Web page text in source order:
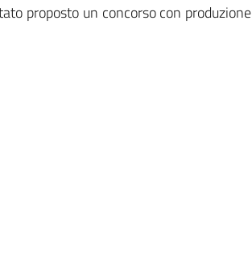
proposto un concorso con produzione